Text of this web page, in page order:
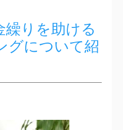
繰りを助ける
グについて紹